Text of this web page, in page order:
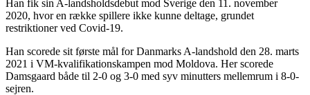
Han fik sin A-landsholdsdebut mod Sverige den 11. november
2020, hvor en række spillere ikke kunne deltage, grundet
restriktioner ved Covid-19.
Han scorede sit første mål for Danmarks A-landshold den 28. marts
2021 i VM-kvalifikationskampen mod Moldova. Her scorede
Damsgaard både til 2-0 og 3-0 med syv minutters mellemrum i 8-0-
sejren.